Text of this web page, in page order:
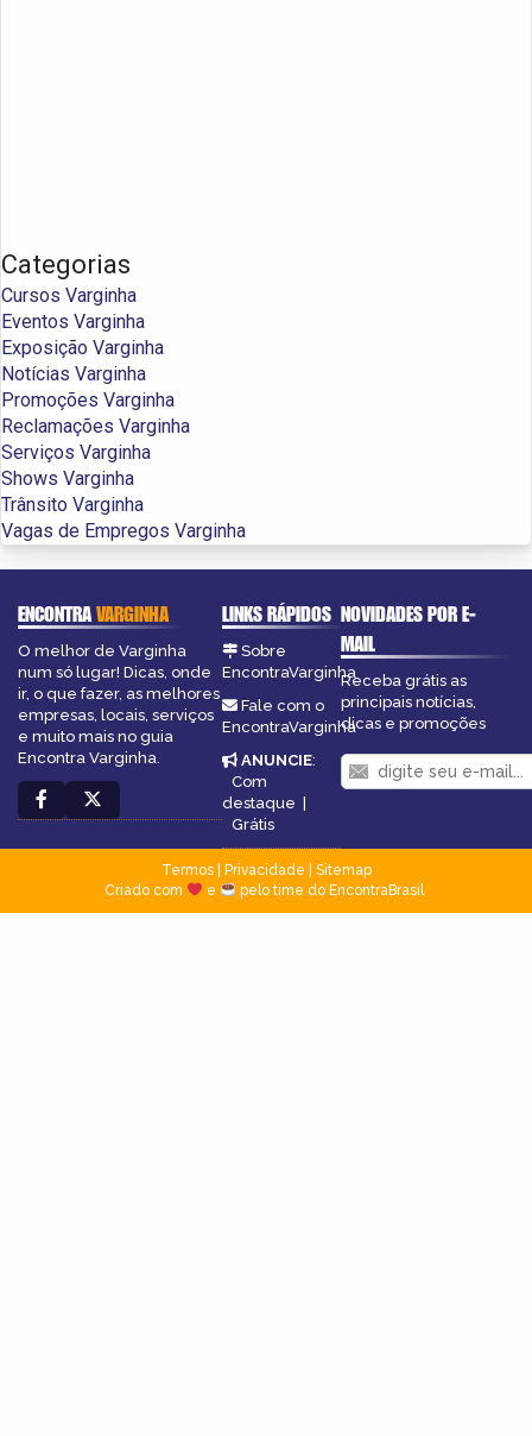
Categorias
Cursos Varginha
Eventos Varginha
Exposição Varginha
Notícias Varginha
Promoções Varginha
Reclamações Varginha
Serviços Varginha
Shows Varginha
Trânsito Varginha
Vagas de Empregos Varginha
ENCONTRAVARGINHA
O melhor de Varginha
num só lugar! Dicas, onde
ir, o que fazer, as melhores
empresas, locais, serviços
e muito mais no guia
Encontra Varginha.
LINKS RÁPIDOS
Sobre
EncontraVarginha
Fale com o
EncontraVarginha
ANUNCIE:
Com
destaque |
Grátis
NOVIDADES POR E-
MAIL
Receba grátis as
principais notícias,
dicas e promoções
Termos| Privacidade
Sitemap
Criado com
e pelo time do EncontraBrasil